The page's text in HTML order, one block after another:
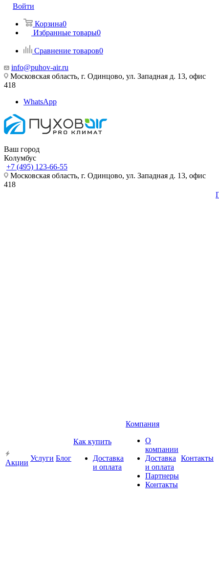
Войти
Корзина0
Избранные товары0
Сравнение товаров0
info@puhov-air.ru
Московская область, г. Одинцово, ул. Западная д. 13, офис
418
WhatsApp
Ваш город
Колумбус
+7 (495) 123-66-55
Московская область, г. Одинцово, ул. Западная д. 13, офис
418
Акции
Услуги Блог
Как купить
Доставка
и оплата
Компания
О
компании
Доставка
и оплата
Партнеры
Контакты
Контакты